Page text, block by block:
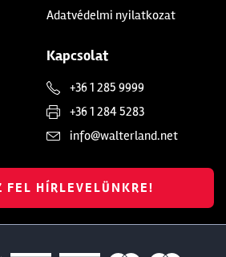
Adatvédelmi nyilatkozat
Kapcsolat
+36 1 285 9999
+36 1 284 5283
info@walterland.net
FEL HÍRLEVELÜNKRE!